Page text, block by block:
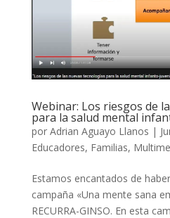
Webinar: Los riesgos de
para la salud mental
por Adrian Aguayo Llanos |
Educadores, Familias,
Estamos encantados de
campaña «Una mente sana
RECURRA-GINSO. En esta